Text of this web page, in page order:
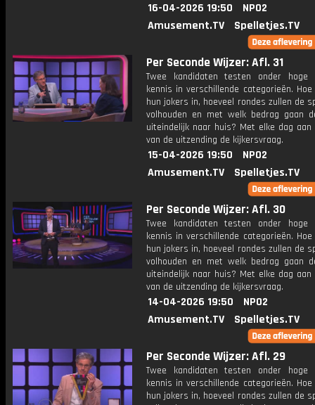
16-04-2026 19:50
NPO2
Amusement.TV
Spelletjes.TV
Per Seconde Wijzer: Afl. 31
Twee kandidaten testen onder hoge
kennis in verschillende categorieën.
hun jokers in, hoeveel rondes zullen de
volhouden en met welk bedrag gaan
uiteindelijk naar huis? Met elke dag
van de uitzending de kijkersvraag.
15-04-2026 19:50
NPO2
Amusement.TV
Spelletjes.TV
Per Seconde Wijzer: Afl. 30
Twee kandidaten testen onder hoge
kennis in verschillende categorieën.
hun jokers in, hoeveel rondes zullen de
volhouden en met welk bedrag gaan
uiteindelijk naar huis? Met elke dag
van de uitzending de kijkersvraag.
14-04-2026 19:50
NPO2
Amusement.TV
Spelletjes.TV
Per Seconde Wijzer: Afl. 29
Twee kandidaten testen onder hoge
kennis in verschillende categorieën.
hun jokers in, hoeveel rondes zullen de